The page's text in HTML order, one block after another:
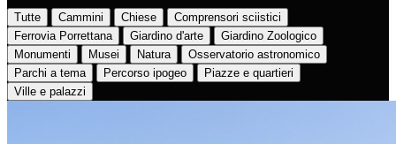
Tutte Cammini Chiese
Comprensori sciistici
Ferrovia Porrettana
Giardino d'arte
Giardino Zoologico
Monumenti
Musei Natura
Osservatorio astronomico
Parchi a tema
Percorso ipogeo
Piazze e quartieri
Ville e palazzi